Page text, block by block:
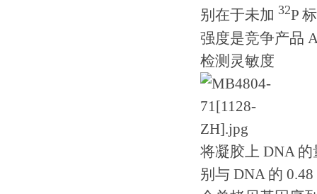
别在于未加 32P
强度是竞争产品
检测灵敏度
将凝胶上 DNA 的
别与 DNA 的